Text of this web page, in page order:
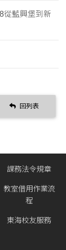
從藍興堡到新
回列表
課務法令規章
教室借用作業流
程
東海校友服務